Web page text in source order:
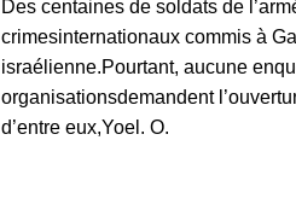
Des centaines de soldats de
crimesinternationaux commis à
israélienne.Pourtant, aucune
organisationsdemandent
d’entre eux,Yoel. O.